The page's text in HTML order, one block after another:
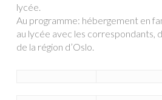
lycée.
Au programme: hébergement en
au lycée avec les correspondants,
de la région d’Oslo.